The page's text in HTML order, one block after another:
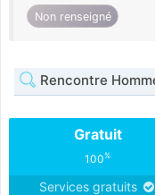
Non renseigné
Rencontre
Gratuit
100%
Services gratuits